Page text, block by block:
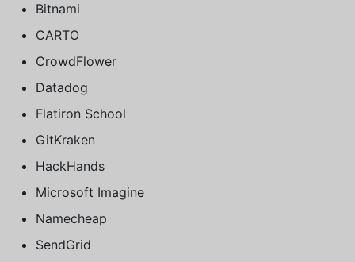
Bitnami
CARTO
CrowdFlower
Datadog
Flatiron School
GitKraken
HackHands
Microsoft Imagine
Namecheap
SendGrid